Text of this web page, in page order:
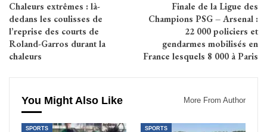
Chaleurs extrêmes : là-
dedans les coulisses de
l’reprise des courts de
Roland-Garros durant la
chaleurs
Finale de la Ligue des
Champions PSG – Arsenal :
22 000 policiers et
gendarmes mobilisés en
France lesquels 8 000 à Paris
You Might Also Like More From Author
SPORTS SPORTS